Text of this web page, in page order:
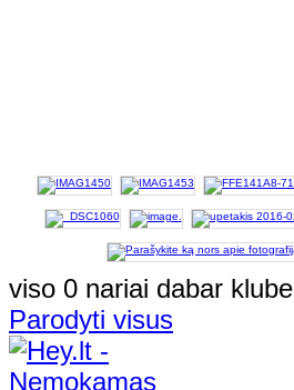
viso 0 nariai dabar klube
Parodyti visus